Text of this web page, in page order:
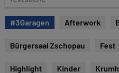
m
e
x
t
#3Garagen Afterwork
Bürgersaal Zschopau Fest
Highlight Kinder